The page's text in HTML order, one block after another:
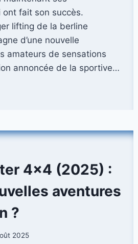
fait son succès.
lifting de la berline
d’une nouvelle
amateurs de sensations
annoncée de la sportive…
4×4 (2025) :
aventures
?
2025